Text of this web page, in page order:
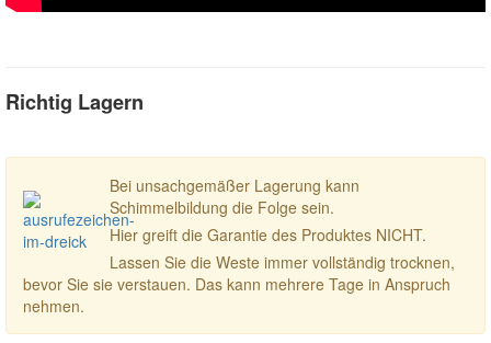
Richtig Lagern
Bei unsachgemäßer Lagerung kann
Schimmelbildung die Folge sein.
Hier greift die Garantie des Produktes NICHT.
Lassen Sie die Weste immer vollständig trocknen,
bevor Sie sie verstauen. Das kann mehrere Tage in Anspruch
nehmen.